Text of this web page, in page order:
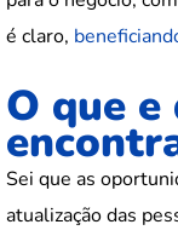
é claro,
O que e
Sei que as
atualização das